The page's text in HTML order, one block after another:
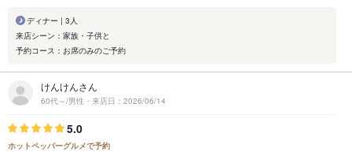
ディナー | 3人
来店シーン：家族・子供と
予約コース：お席のみのご予約
けんけんさん
60代～/男性・来店日：2026/06/14
5.0
ホットペッパーグルメで予約